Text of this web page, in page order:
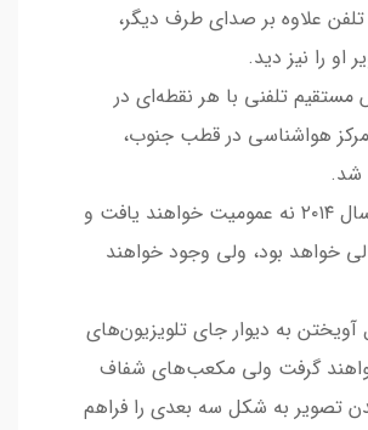
تلفن علاوه بر صدای طرف دیگر،
او را نیز دید.
مستقیم تلفنی با هر نقطه‌ای در
هواشناسی در قطب جنوب،
شد.
روبات‌ها در سال ۲۰۱۴ نه عمومیت خواهند یافت و
خواهد بود، ولی وجود خواهند
به دیوار جای تلویزیون‌های
گرفت ولی مکعب‌های شفاف
تصویر به شکل سه بعدی را فراهم